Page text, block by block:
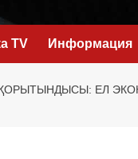
TV Информация
ЕЛ